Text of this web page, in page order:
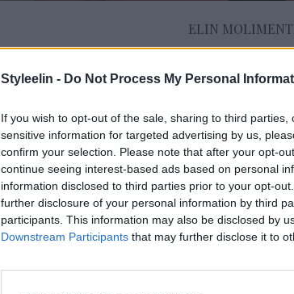
Styleelin - Do Not Process My Personal
If you wish to opt-out of the sale, sharing to third
sensitive information for targeted advertising by us,
confirm your selection. Please note that after your opt-
continue seeing interest-based ads based on personal
information disclosed to third parties prior to your opt-
further disclosure of your personal information by third
participants. This information may also be disclosed by
Downstream Participants that may further disclose it to
ELIN
SVAR PÅ
6 juni 2018, 13:51
Kul med frågestund! 1.
2. Vilka
5. Vad ser du dig om 5